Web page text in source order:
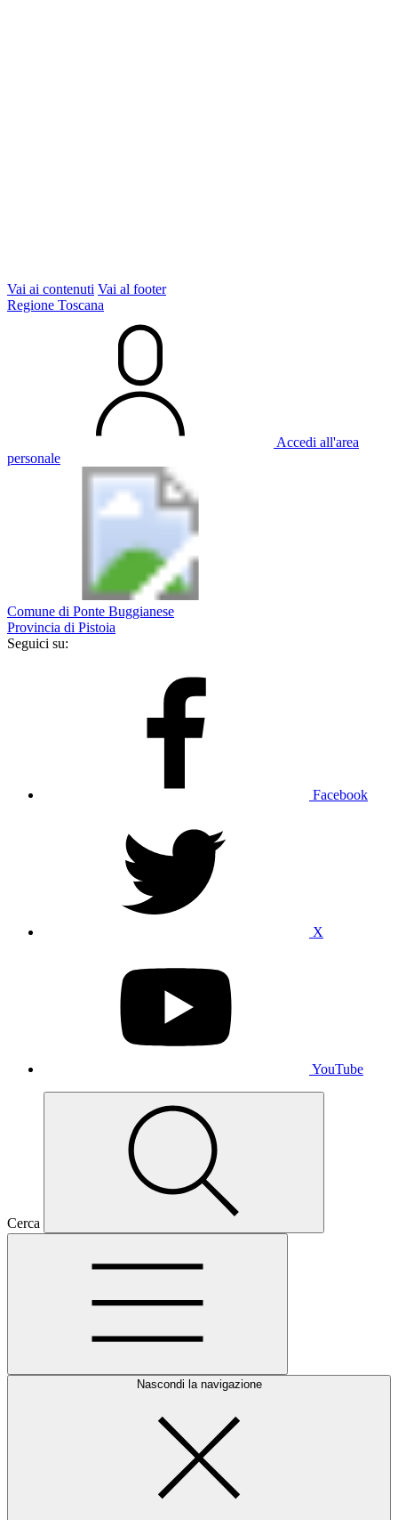
Vai ai contenuti Vai al footer
Regione Toscana
Accedi all'area
personale
Comune di Ponte Buggianese
Provincia di Pistoia
Seguici su:
Facebook
X
YouTube
Cerca
Nascondi la navigazione